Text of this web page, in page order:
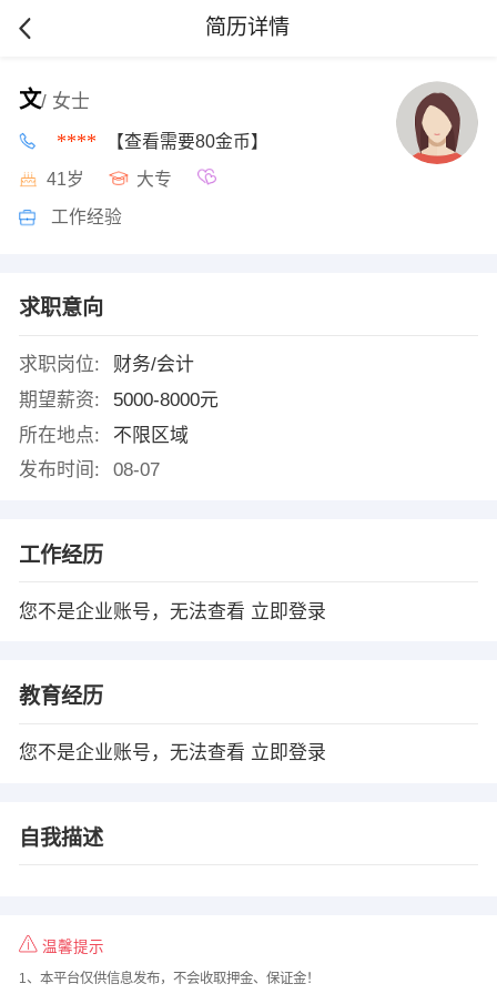
简历详情
文/ 女士
**** 【查看需要80金币】
41岁 大专
工作经验
求职意向
求职岗位:
财务/会计
期望薪资:
5000-8000元
所在地点:
不限区域
发布时间:
08-07
工作经历
您不是企业账号，无法查看 立即登录
教育经历
您不是企业账号，无法查看 立即登录
自我描述
温馨提示
1、本平台仅供信息发布，不会收取押金、保证金！